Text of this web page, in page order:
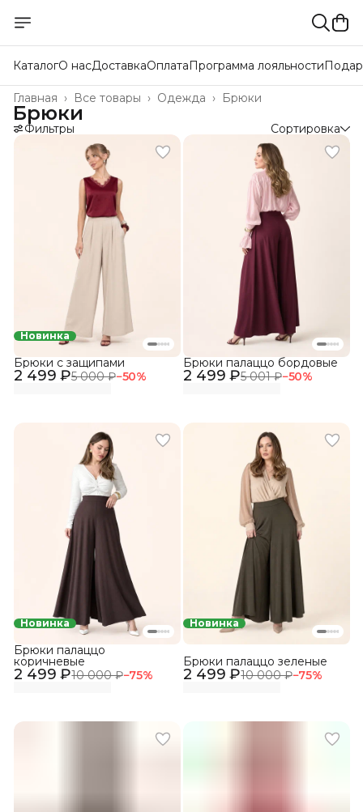
КаталогО насДоставкаОплатаПрограмма лояльности
Брюки
Одежда ›
Все товары ›
Главная ›
Брюки
Фильтры Сортировка
Новинка
2 499 ₽5 000 ₽−50%
Брюки с защипами
2 499 ₽5 001 ₽−50%
Брюки палаццо бордовые
Новинка
2 499 ₽10 000 ₽−75%
Брюки палаццо
коричневые
Новинка
2 499 ₽10 000 ₽−75%
Брюки палаццо зеленые